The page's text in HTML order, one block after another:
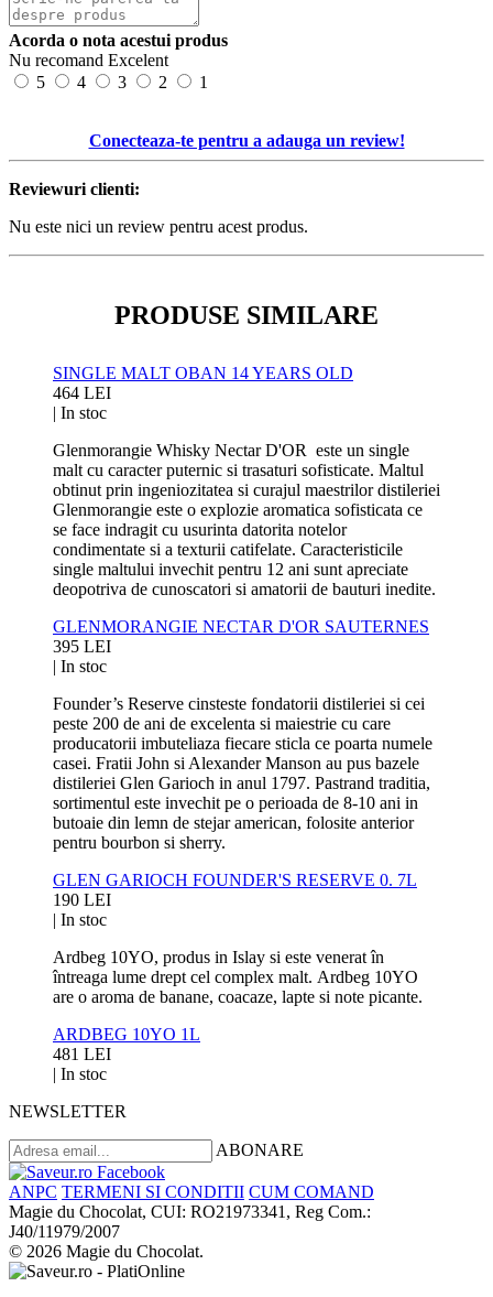
Acorda o nota acestui produs
Nu recomand Excelent
5
4 3 2 1
Conecteaza-te pentru a adauga un review!
Reviewuri clienti:
Nu este nici un review pentru acest produs.
PRODUSE SIMILARE
SINGLE MALT OBAN 14 YEARS OLD
464 LEI
In stoc
Glenmorangie Whisky Nectar D'OR este un single
malt cu caracter puternic si trasaturi sofisticate. Maltul
obtinut prin ingeniozitatea si curajul maestrilor distileriei
Glenmorangie este o explozie aromatica sofisticata ce
se face indragit cu usurinta datorita notelor
condimentate si a texturii catifelate. Caracteristicile
single maltului invechit pentru 12 ani sunt apreciate
deopotriva de cunoscatori si amatorii de bauturi inedite.
GLENMORANGIE NECTAR D'OR SAUTERNES
395 LEI
In stoc
Founder’s Reserve cinsteste fondatorii distileriei si cei
peste 200 de ani de excelenta si maiestrie cu care
producatorii imbuteliaza fiecare sticla ce poarta numele
casei. Fratii John si Alexander Manson au pus bazele
distileriei Glen Garioch in anul 1797. Pastrand traditia,
sortimentul este invechit pe o perioada de 8-10 ani in
butoaie din lemn de stejar american, folosite anterior
pentru bourbon si sherry.
GLEN GARIOCH FOUNDER'S RESERVE 0. 7L
190 LEI
In stoc
Ardbeg 10YO, produs in Islay si este venerat în
întreaga lume drept cel complex malt. Ardbeg 10YO
are o aroma de banane, coacaze, lapte si note picante.
ARDBEG 10YO 1L
481 LEI
In stoc
NEWSLETTER
ABONARE
ANPC TERMENI SI CONDITII CUM COMAND
Magie du Chocolat, CUI: RO21973341, Reg Com.:
J40/11979/2007
© 2026 Magie du Chocolat.